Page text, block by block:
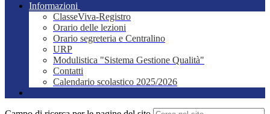
Informazioni
ClasseViva-Registro
Orario delle lezioni
Orario segreteria e Centralino
URP
Modulistica "Sistema Gestione Qualità"
Contatti
Calendario scolastico 2025/2026